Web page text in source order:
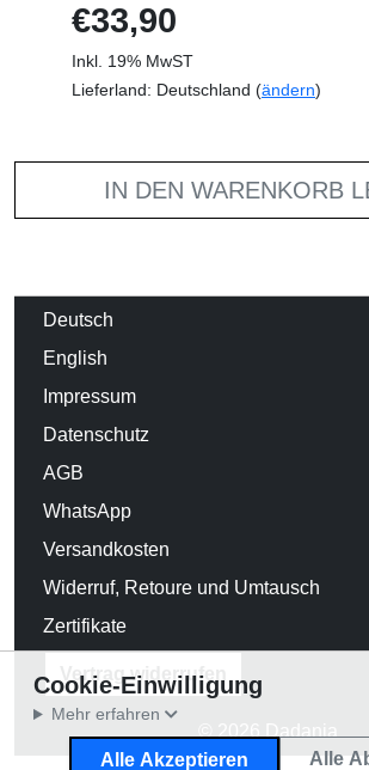
€33,90
Inkl. 19% MwST
Lieferland: Deutschland (ändern)
IN DEN WARENKORB
Deutsch
English
Impressum
Datenschutz
AGB
WhatsApp
Versandkosten
Widerruf, Retoure und Umtausch
Zertifikate
Vertrag widerrufen
Cookie-Einwilligung
Mehr erfahren
Alle Akzeptieren Alle